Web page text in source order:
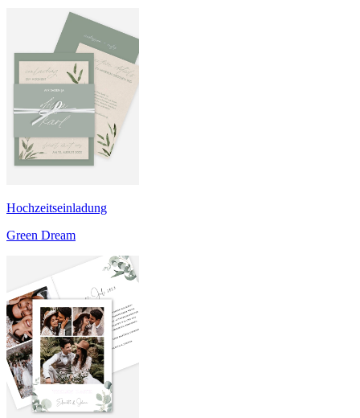
Hochzeitseinladung
Green Dream